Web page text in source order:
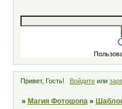
Привет, Гость! Войдитеили
» Магия Фотошопа »